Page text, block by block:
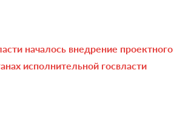
началось внедрение проектного
исполнительной госвласти